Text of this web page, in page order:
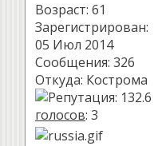
Возраст: 61
Зарегистрирован:
05 Июл 2014
Сообщения: 326
Откуда: Кострома
голосов: 3